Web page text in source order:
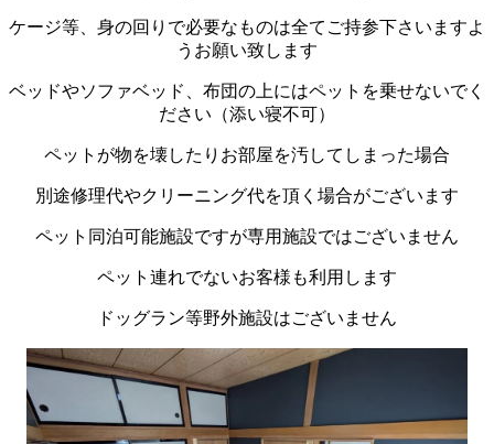
ケージ等、身の回りで必要なものは全てご持参下さいますよ
うお願い致します
ベッドやソファベッド、布団の上にはペットを乗せないでく
ださい（添い寝不可）
ペットが物を壊したりお部屋を汚してしまった場合
別途修理代やクリーニング代を頂く場合がございます
ペット同泊可能施設ですが専用施設ではございません
ペット連れでないお客様も利用します
ドッグラン等野外施設はございません